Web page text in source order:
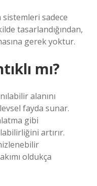
sistemleri sadece
tasarlandığından,
gerek yoktur.
mı?
alanını
fayda sunar.
gibi
artırır.
oldukça